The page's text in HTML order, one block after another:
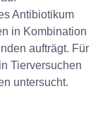
Antibiotikum
in Kombination
aufträgt. Für
Tierversuchen
untersucht.